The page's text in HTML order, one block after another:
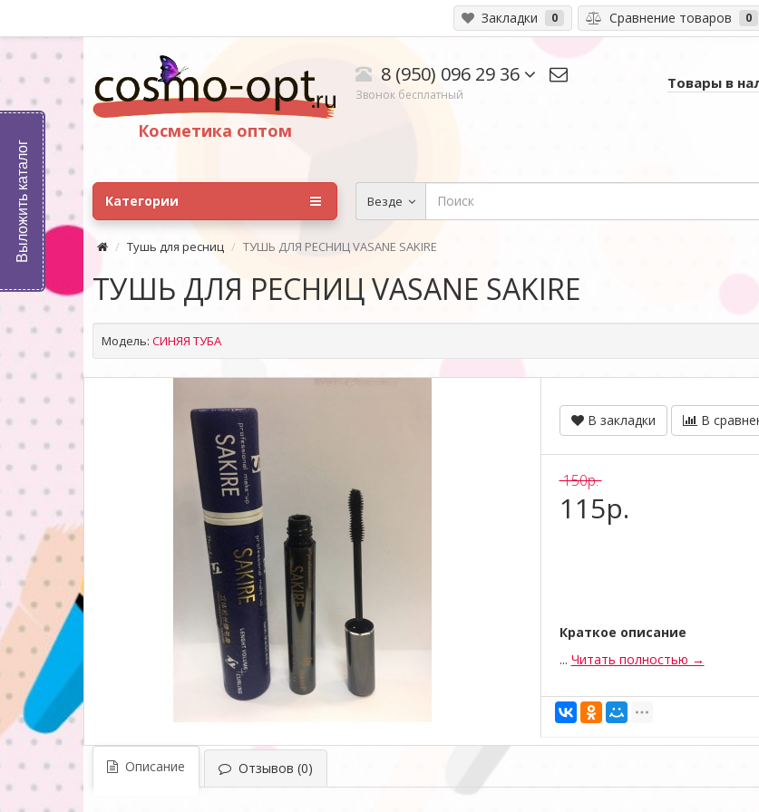
Закладки 0 Сравнение товаров 0
Косметика оптом
8 (950) 096 29 36
Звонок бесплатный
Товары в
Везде
Категории
Тушь для ресниц ТУШЬ ДЛЯ РЕСНИЦ VASANE SAKIRE
ТУШЬ ДЛЯ РЕСНИЦ VASANE SAKIRE
Модель: СИНЯЯ ТУБА
В закладки В
150р.
115р.
Краткое описание
... Читать полностью →
Описание Отзывов (0)
Выложить каталог